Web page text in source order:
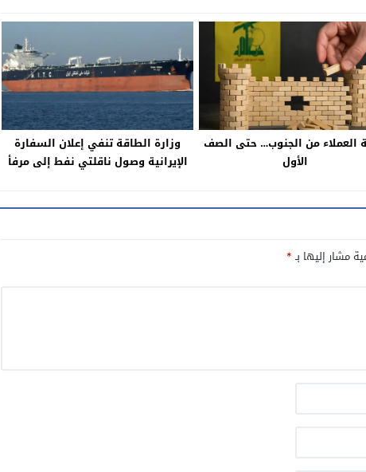
العملاء من الجنوب… حتى الصف
الأول
وزارة الطاقة تنفي إعلان السفارة
الإيرانية وصول ناقلتي نفط إلى مرفأ
مشار إليها بـ*